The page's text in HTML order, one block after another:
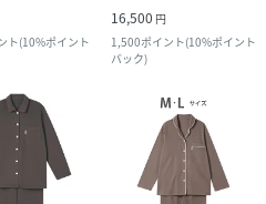
ト(10%ポイント
16,500 円
1,500ポイント(10%ポイント
バック)